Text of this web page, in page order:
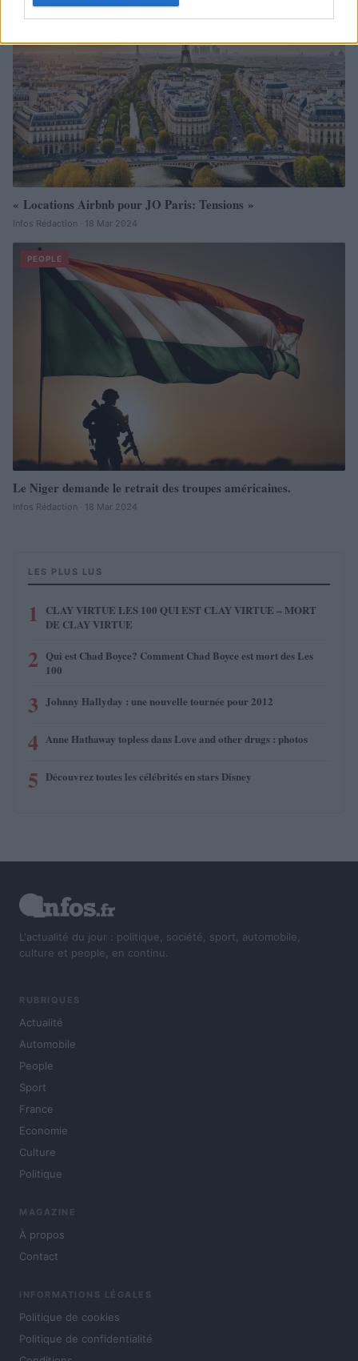
« Locations Airbnb pour JO Paris: Tensions »
Infos Rédaction · 18 Mar 2024
PEOPLE
Le Niger demande le retrait des troupes américaines.
Infos Rédaction · 18 Mar 2024
LES PLUS LUS
1
CLAY VIRTUE LES 100 QUI EST CLAY VIRTUE – MORT
DE CLAY VIRTUE
2 Qui est Chad Boyce? Comment Chad Boyce est mort des Les
100
3 Johnny Hallyday : une nouvelle tournée pour 2012
4 Anne Hathaway topless dans Love and other drugs : photos
5 Découvrez toutes les célébrités en stars Disney
L'actualité du jour : politique, société, sport, automobile,
culture et people, en continu.
RUBRIQUES
Actualité
Automobile
People
Sport
France
Economie
Culture
Politique
MAGAZINE
À propos
Contact
INFORMATIONS LÉGALES
Politique de cookies
Politique de confidentialité